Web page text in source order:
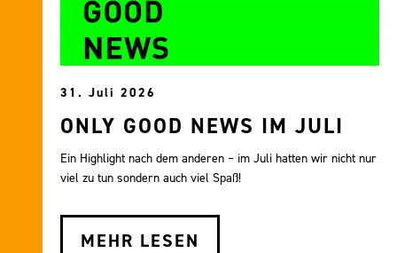
31. Juli 2026
ONLY GOOD NEWS IM JULI
Ein Highlight nach dem anderen – im Juli hatten wir nicht nur
viel zu tun sondern auch viel Spaß!
MEHR LESEN